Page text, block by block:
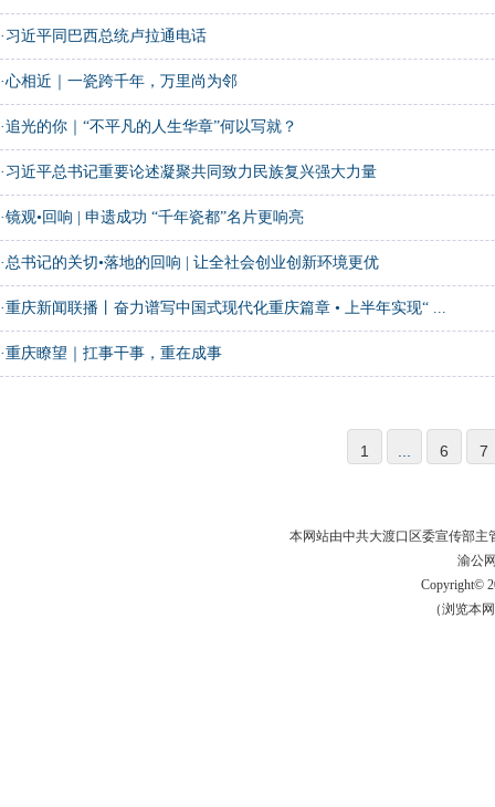
· 习近平同巴西总统卢拉通电话
·心相近｜一瓷跨千年，万里尚为邻
·追光的你｜“不平凡的人生华章”何以写就？
· 习近平总书记重要论述凝聚共同致力民族复兴强大力量
·镜观•回响 | 申遗成功 “千年瓷都”名片更响亮
·总书记的关切•落地的回响 | 让全社会创业创新环境更优
·重庆新闻联播丨奋力谱写中国式现代化重庆篇章 • 上半年实现“ ...
·重庆瞭望｜扛事干事，重在成事
1 6 7